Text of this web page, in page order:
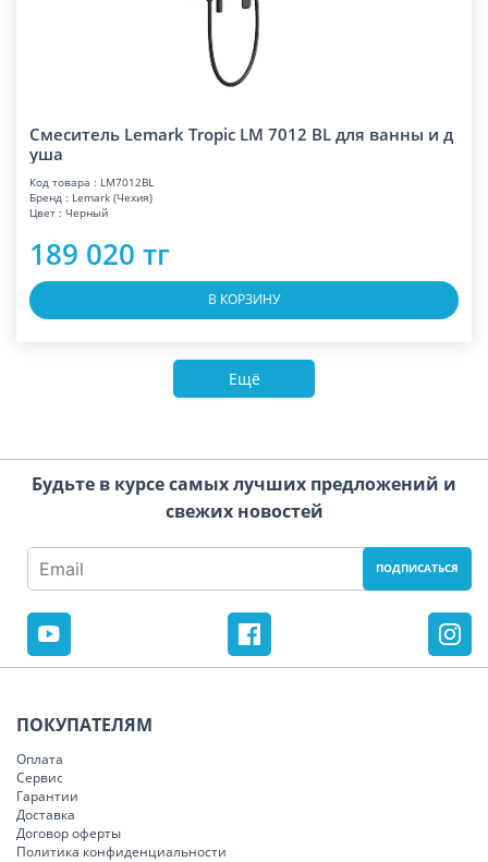
Смеситель Lemark Tropic LM 7012 BL для ванны и д
уша
Код товара : LM7012BL
Бренд : Lemark (Чехия)
Цвет : Черный
189 020 тг
В КОРЗИНУ
Ещё
Будьте в курсе самых лучших предложений и
свежих новостей
ПОКУПАТЕЛЯМ
Оплата
Сервис
Гарантии
Доставка
Договор оферты
Политика конфиденциальности